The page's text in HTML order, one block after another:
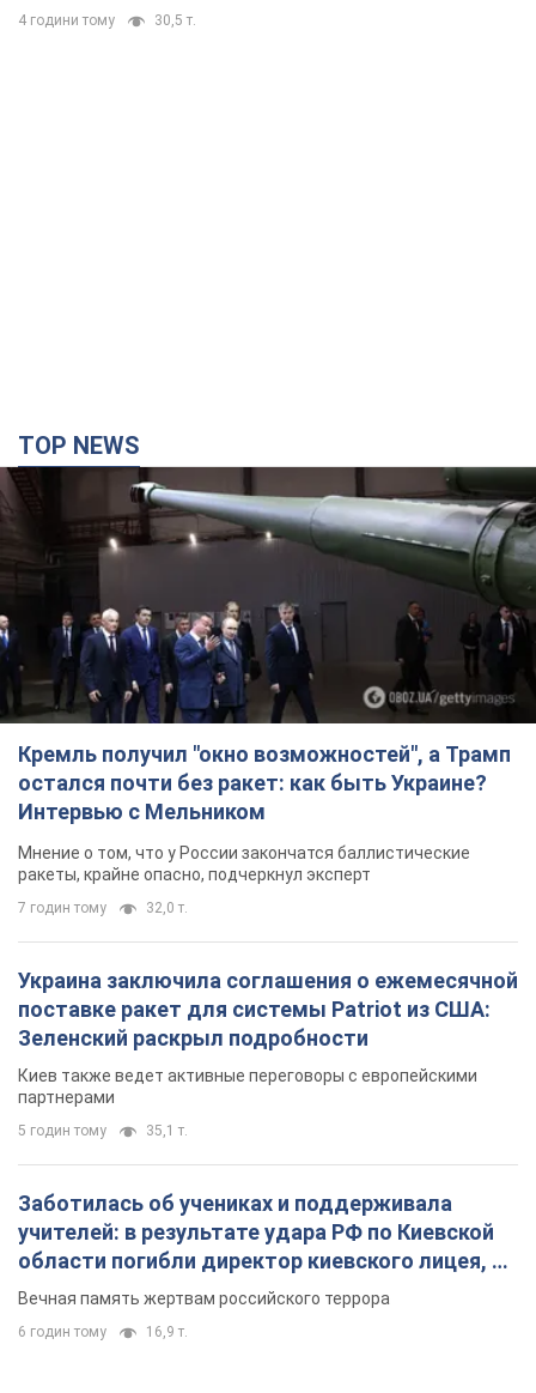
4 години тому 30,5 т.
TOP NEWS
Кремль получил "окно возможностей", а Трамп
остался почти без ракет: как быть Украине?
Интервью с Мельником
Мнение о том, что у России закончатся баллистические
ракеты, крайне опасно, подчеркнул эксперт
7 годин тому 32,0 т.
Украина заключила соглашения о ежемесячной
поставке ракет для системы Patriot из США:
Зеленский раскрыл подробности
Киев также ведет активные переговоры с европейскими
партнерами
5 годин тому 35,1 т.
Заботилась об учениках и поддерживала
учителей: в результате удара РФ по Киевской
области погибли директор киевского лицея, её
муж и внук
Вечная память жертвам российского террора
6 годин тому 16,9 т.